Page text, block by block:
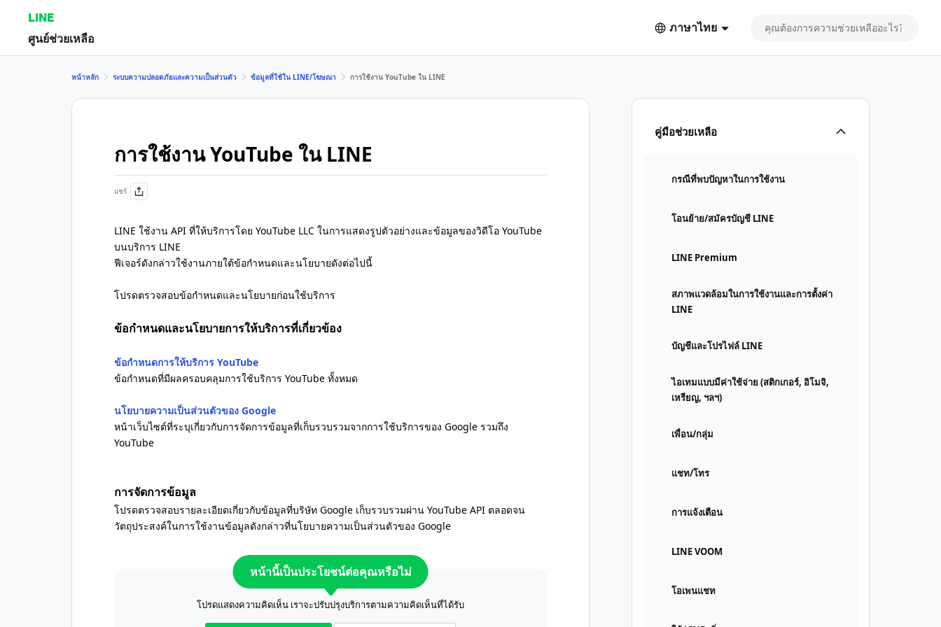
LINE
ศูนย์ช่วยเหลือ
ภาษาไทย
คู่มือช่วยเหลือ
กรณีที่พบปัญหาในการใช้งาน
โอนย้าย/สมัครบัญชี LINE
LINE Premium
สภาพแวดล้อมในการใช้งานและการตั้งค่า
LINE
บัญชีและโปรไฟล์ LINE
ไอเทมแบบมีค่าใช้จ่าย (สติกเกอร์, อิโมจิ,
เหรียญ, ฯลฯ)
เพื่อน/กลุ่ม
แชท/โทร
การแจ้งเตือน
LINE VOOM
โอเพนแชท
หน้าหลัก ระบบความปลอดภัยและความเป็นส่วนตัว ข้อมูลที่ใช้ใน LINE/โฆษณา การใช้งาน YouTube ใน LINE
การใช้งาน YouTube ใน LINE
แชร์
LINE ใช้งาน API ที่ให้บริการโดย YouTube LLC ในการแสดงรูปตัวอย่างและข้อมูลของวิดีโอ YouTube
บนบริการ LINE
ฟีเจอร์ดังกล่าวใช้งานภายใต้ข้อกำหนดและนโยบายดังต่อไปนี้
โปรดตรวจสอบข้อกำหนดและนโยบายก่อนใช้บริการ
ข้อกำหนดและนโยบายการให้บริการที่เกี่ยวข้อง
ข้อกำหนดการให้บริการ YouTube
ข้อกำหนดที่มีผลครอบคลุมการใช้บริการ YouTube ทั้งหมด
นโยบายความเป็นส่วนตัวของ Google
หน้าเว็บไซต์ที่ระบุเกี่ยวกับการจัดการข้อมูลที่เก็บรวบรวมจากการใช้บริการของ Google รวมถึง
YouTube
การจัดการข้อมูล
โปรดตรวจสอบรายละเอียดเกี่ยวกับข้อมูลที่บริษัท Google เก็บรวบรวมผ่าน YouTube API ตลอดจน
วัตถุประสงค์ในการใช้งานข้อมูลดังกล่าวที่นโยบายความเป็นส่วนตัวของ Google
หน้านี้เป็นประโยชน์ต่อคุณหรือไม่
โปรดแสดงความคิดเห็น เราจะปรับปรุงบริการตามความคิดเห็นที่ได้รับ